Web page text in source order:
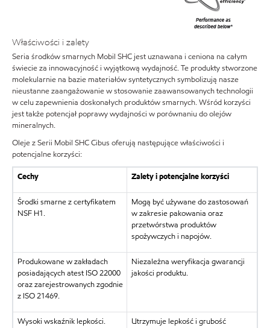
Właściwości i zalety
Seria środków smarnych Mobil SHC jest uznawana i ceniona na całym
świecie za innowacyjność i wyjątkową wydajność. Te produkty stworzone
molekularnie na bazie materiałów syntetycznych symbolizują nasze
nieustanne zaangażowanie w stosowanie zaawansowanych technologii
w celu zapewnienia doskonałych produktów smarnych. Wśród korzyści
jest także potencjał poprawy wydajności w porównaniu do olejów
mineralnych.
Oleje z Serii Mobil SHC Cibus oferują następujące właściwości i
potencjalne korzyści:
Cechy Zalety i potencjalne korzyści
Środki smarne z certyfikatem
NSF H1.
Mogą być używane do zastosowań
w zakresie pakowania oraz
przetwórstwa produktów
spożywczych i napojów.
Produkowane w zakładach
posiadających atest ISO 22000
oraz zarejestrowanych zgodnie
z ISO 21469.
Niezależna weryfikacja gwarancji
jakości produktu.
Wysoki wskaźnik lepkości.
Utrzymuje lepkość i grubość